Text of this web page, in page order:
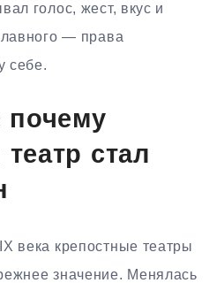
голос, жест, вкус и
— права
себе.
почему
стал
века крепостные театры
значение. Менялась